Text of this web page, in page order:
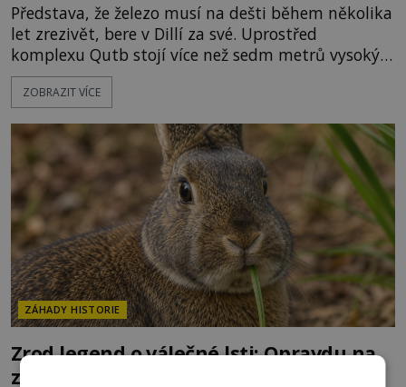
Představa, že železo musí na dešti během několika
let zrezivět, bere v Dillí za své. Uprostřed
komplexu Qutb stojí více než sedm metrů vysoký
železný sloup, který už přibližně 1 600 let odolává
počasí s jen nepatrnými stopami koroze. Jeho
ztracených technologiích či tajemných
materiálech. Moderní metalurgie však ukazuje, že
skutečné vysvětlení je ješt
ZOBRAZIT VÍCE
ZÁHADY HISTORIE
Zrod legend o válečné lsti: Opravdu na
zmatení nepřítele vypouštěli vypasené